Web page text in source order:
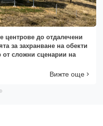
центрове до отдалечени
за захранване на обекти
сложни сценарии на
Вижте още